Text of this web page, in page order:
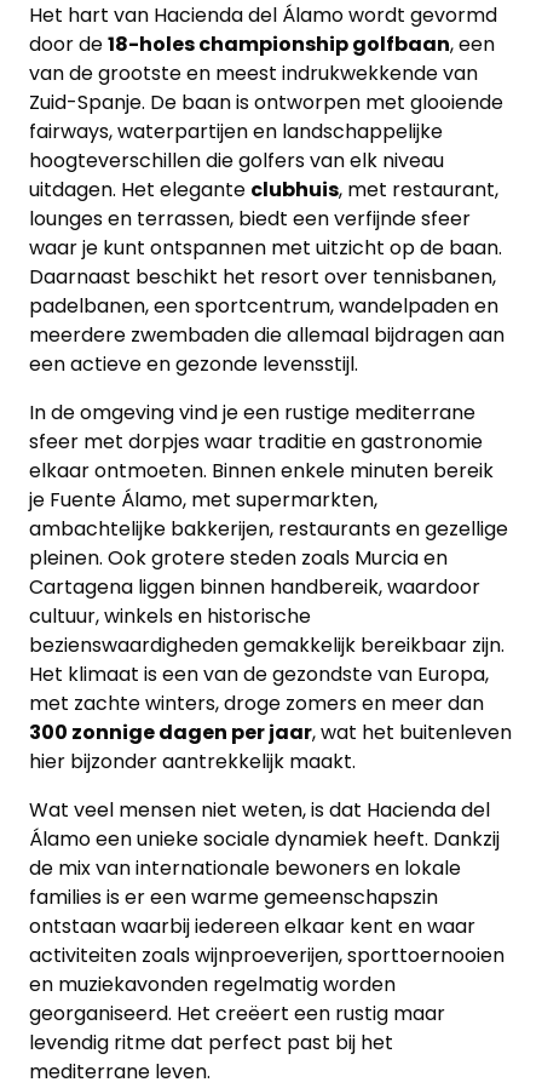
Het hart van Hacienda del Álamo wordt gevormd
door de18-holes championship golfbaan, een
van de grootste en meest indrukwekkende van
Zuid-Spanje. De baan is ontworpen met glooiende
fairways, waterpartijen en landschappelijke
hoogteverschillen die golfers van elk niveau
uitdagen. Het elegante clubhuis, met restaurant,
lounges en terrassen, biedt een verfijnde sfeer
waar je kunt ontspannen met uitzicht op de baan.
Daarnaast beschikt het resort over tennisbanen,
padelbanen, een sportcentrum, wandelpaden en
meerdere zwembaden die allemaal bijdragen aan
een actieve en gezonde levensstijl.
In de omgeving vind je een rustige mediterrane
sfeer met dorpjes waar traditie en gastronomie
elkaar ontmoeten. Binnen enkele minuten bereik
je Fuente Álamo, met supermarkten,
ambachtelijke bakkerijen, restaurants en gezellige
pleinen. Ook grotere steden zoals Murcia en
Cartagena liggen binnen handbereik, waardoor
cultuur, winkels en historische
bezienswaardigheden gemakkelijk bereikbaar zijn.
Het klimaat is een van de gezondste van Europa,
met zachte winters, droge zomers en meer dan
300 zonnige dagen per jaar, wat het buitenleven
hier bijzonder aantrekkelijk maakt.
Wat veel mensen niet weten, is dat Hacienda del
Álamo een unieke sociale dynamiek heeft. Dankzij
de mix van internationale bewoners en lokale
families is er een warme gemeenschapszin
ontstaan waarbij iedereen elkaar kent en waar
activiteiten zoals wijnproeverijen, sporttoernooien
en muziekavonden regelmatig worden
georganiseerd. Het creëert een rustig maar
levendig ritme dat perfect past bij het
mediterrane leven.